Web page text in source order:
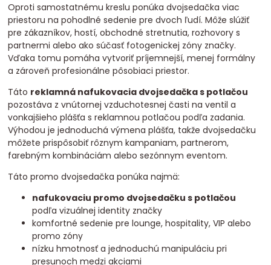
Oproti samostatnému kreslu ponúka dvojsedačka viac
priestoru na pohodlné sedenie pre dvoch ľudí. Môže slúžiť
pre zákazníkov, hostí, obchodné stretnutia, rozhovory s
partnermi alebo ako súčasť fotogenickej zóny značky.
Vďaka tomu pomáha vytvoriť príjemnejší, menej formálny
a zároveň profesionálne pôsobiaci priestor.
Táto reklamná nafukovacia dvojsedačka s potlačou
pozostáva z vnútornej vzduchotesnej časti na ventil a
vonkajšieho plášťa s reklamnou potlačou podľa zadania.
Výhodou je jednoduchá výmena plášťa, takže dvojsedačku
môžete prispôsobiť rôznym kampaniam, partnerom,
farebným kombináciám alebo sezónnym eventom.
Táto promo dvojsedačka ponúka najmä:
nafukovaciu promo dvojsedačku s potlačou
podľa vizuálnej identity značky
komfortné sedenie pre lounge, hospitality, VIP alebo
promo zóny
nízku hmotnosť a jednoduchú manipuláciu pri
presunoch medzi akciami